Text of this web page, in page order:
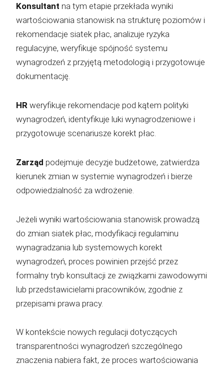
Konsultant na tym etapie przekłada wyniki
wartościowania stanowisk na strukturę poziomów i
rekomendacje siatek płac, analizuje ryzyka
regulacyjne, weryfikuje spójność systemu
wynagrodzeń z przyjętą metodologią i przygotowuje
dokumentację.
HR weryfikuje rekomendacje pod kątem polityki
wynagrodzeń, identyfikuje luki wynagrodzeniowe i
przygotowuje scenariusze korekt płac.
Zarząd podejmuje decyzje budżetowe, zatwierdza
kierunek zmian w systemie wynagrodzeń i bierze
odpowiedzialność za wdrożenie.
Jeżeli wyniki wartościowania stanowisk prowadzą
do zmian siatek płac, modyfikacji regulaminu
wynagradzania lub systemowych korekt
wynagrodzeń, proces powinien przejść przez
formalny tryb konsultacji ze związkami zawodowymi
lub przedstawicielami pracowników, zgodnie z
przepisami prawa pracy.
W kontekście nowych regulacji dotyczących
transparentności wynagrodzeń szczególnego
znaczenia nabiera fakt, że proces wartościowania